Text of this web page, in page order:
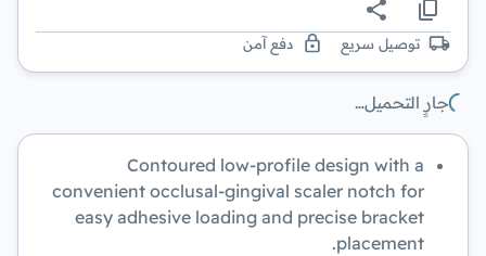
توصيل سريع دفع آمن
جارٍ التحميل…
Contoured low-profile design with a
convenient occlusal-gingival scaler notch for
easy adhesive loading and precise bracket
placement.